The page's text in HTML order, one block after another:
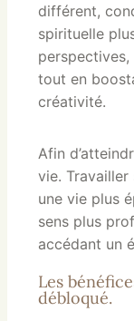
différent,
spirituelle
tout en
créativité.
Afin
vie.
une vie plus
sens plus
accédant un
Les
débloqué.